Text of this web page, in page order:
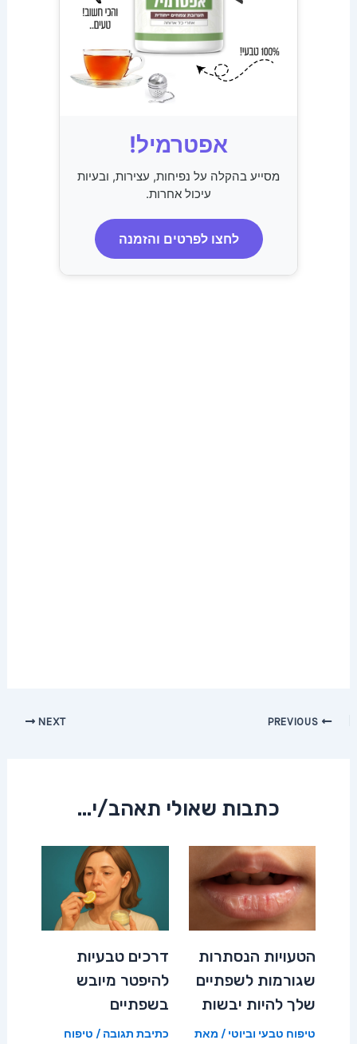
אפטרמיל!
מסייע בהקלה על נפיחות, עצירות, ובעיות
עיכול אחרות.
לחצו לפרטים והזמנה
Post
NEXT
כתבות שאולי תאהב/י...
הטעויות הנסתרות
שגורמות לשפתיים
שלך להיות יבשות
טיפוח טבעי וביוטי / מאת
דרכים טבעיות
להיפטר מיובש
בשפתיים
כתיבת תגובה / טיפוח